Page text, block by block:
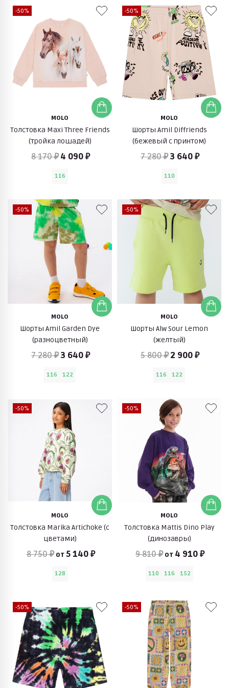
-50%
MOLO
Толстовка Maxi Three Friends
(тройка лошадей)
8 170 ₽ 4 090 ₽
116
-50%
MOLO
Шорты Amil Diffriends
(бежевый с принтом)
7 280 ₽3 640 ₽
110
-50%
MOLO
Шорты Amil Garden Dye
(разноцветный)
7 280 ₽3 640 ₽
116 122
-50%
MOLO
Шорты Alw Sour Lemon
(желтый)
5 800 ₽ 2 900 ₽
116 122
-50%
MOLO
Толстовка Marika Artichoke (с
цветами)
8 750 ₽ от5 140 ₽
128
-50%
MOLO
Толстовка Mattis Dino Play
(динозавры)
9 810 ₽ от 4 910 ₽
110 116 152
-50% -50%